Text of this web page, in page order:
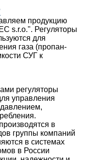
продукцию
s.r.o.". Регуляторы
для
газа (пропан-
СУГ к
регуляторы
управления
в
группы компаний
в системах
в России